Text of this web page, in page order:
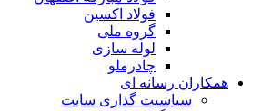
فولاد اکسین
گروه ملی
لوله سازی
چادرملو
همکاران رسانه ای
سیاسیت گذاری سایت